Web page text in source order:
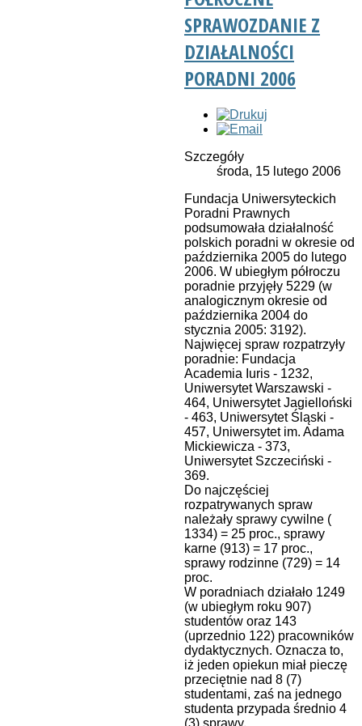
SPRAWOZDANIE Z
DZIAŁALNOŚCI
PORADNI 2006
Szczegóły
środa, 15 lutego 2006
Fundacja Uniwersyteckich
Poradni Prawnych
podsumowała działalność
polskich poradni w okresie od
października 2005 do lutego
2006. W ubiegłym półroczu
poradnie przyjęły 5229 (w
analogicznym okresie od
października 2004 do
stycznia 2005: 3192).
Najwięcej spraw rozpatrzyły
poradnie: Fundacja
Academia Iuris - 1232,
Uniwersytet Warszawski -
464, Uniwersytet Jagielloński
- 463, Uniwersytet Śląski -
457, Uniwersytet im. Adama
Mickiewicza - 373,
Uniwersytet Szczeciński -
369.
Do najczęściej
rozpatrywanych spraw
należały sprawy cywilne (
1334) = 25 proc., sprawy
karne (913) = 17 proc.,
sprawy rodzinne (729) = 14
proc.
W poradniach działało 1249
(w ubiegłym roku 907)
studentów oraz 143
(uprzednio 122) pracowników
dydaktycznych. Oznacza to,
iż jeden opiekun miał pieczę
przeciętnie nad 8 (7)
studentami, zaś na jednego
studenta przypada średnio 4